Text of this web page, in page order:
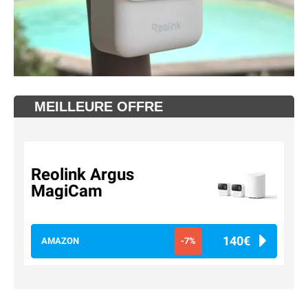
MEILLEURE OFFRE
Reolink Argus
MagiCam
AMAZON -7% 140€